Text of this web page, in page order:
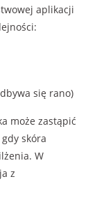
aplikacji
się rano)
może zastąpić
skóra
W
z